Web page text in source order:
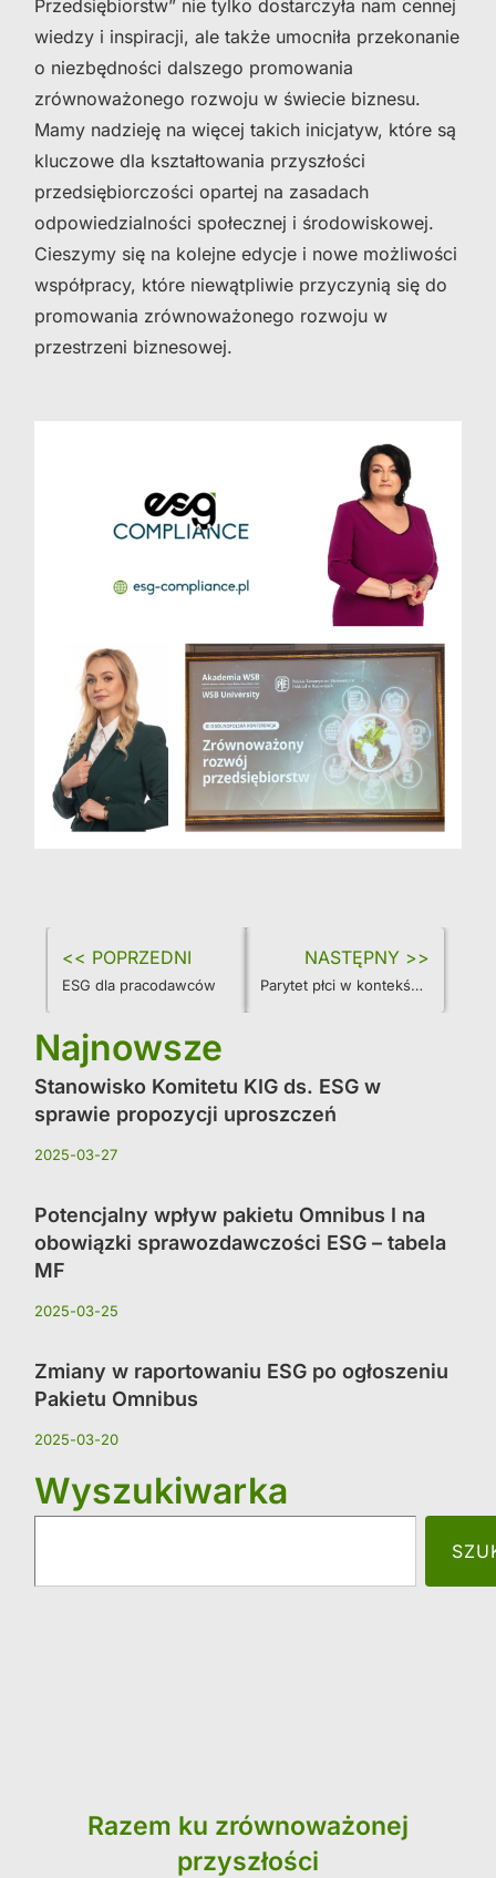
Przedsiębiorstw” nie tylko dostarczyła nam cennej
wiedzy i inspiracji, ale także umocniła przekonanie
o niezbędności dalszego promowania
zrównoważonego rozwoju w świecie biznesu.
Mamy nadzieję na więcej takich inicjatyw, które są
kluczowe dla kształtowania przyszłości
przedsiębiorczości opartej na zasadach
odpowiedzialności społecznej i środowiskowej.
Cieszymy się na kolejne edycje i nowe możliwości
współpracy, które niewątpliwie przyczynią się do
promowania zrównoważonego rozwoju w
przestrzeni biznesowej.
<< POPRZEDNI
ESG dla pracodawców
NASTĘPNY >>
Parytet płci w kontekście zrównoważonego rozwoju
Najnowsze
Stanowisko Komitetu KIG ds. ESG w
sprawie propozycji uproszczeń
2025-03-27
Potencjalny wpływ pakietu Omnibus I na
obowiązki sprawozdawczości ESG – tabela
MF
2025-03-25
Zmiany w raportowaniu ESG po ogłoszeniu
Pakietu Omnibus
2025-03-20
Wyszukiwarka
Razem ku zrównoważonej
przyszłości